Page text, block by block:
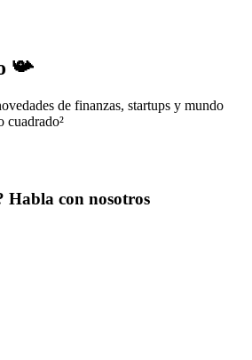
📯
de finanzas, startups y mundo
cuadrado²
Habla con nosotros